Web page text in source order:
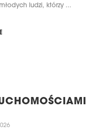
ludzi, którzy ...